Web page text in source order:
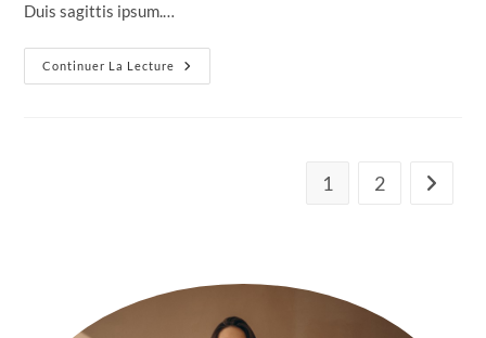
Duis sagittis ipsum.…
Continuer La Lecture
1 2